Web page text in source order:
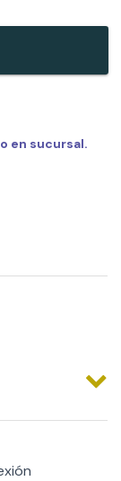
en sucursal.